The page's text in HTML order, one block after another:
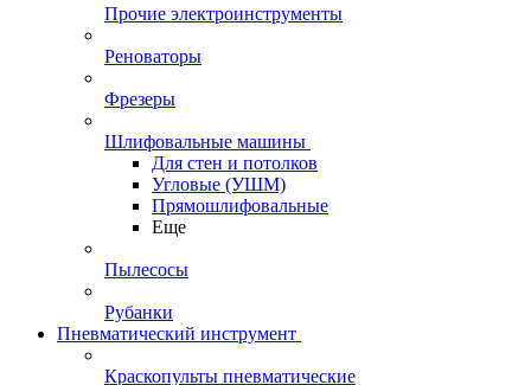
Прочие электроинструменты
Реноваторы
Фрезеры
Шлифовальные машины
Для стен и потолков
Угловые (УШМ)
Прямошлифовальные
Еще
Пылесосы
Рубанки
Пневматический инструмент
Краскопульты пневматические